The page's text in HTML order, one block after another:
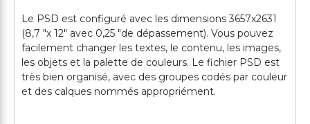
Le PSD est configuré avec les dimensions 3657x2631
(8,7 "x 12" avec 0,25 "de dépassement). Vous pouvez
facilement changer les textes, le contenu, les images,
les objets et la palette de couleurs. Le fichier PSD est
très bien organisé, avec des groupes codés par couleur